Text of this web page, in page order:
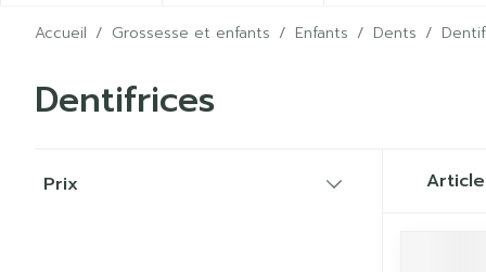
Accueil / Grossesse et enfants / Enfants / Dents /
Dentifrices
Prix